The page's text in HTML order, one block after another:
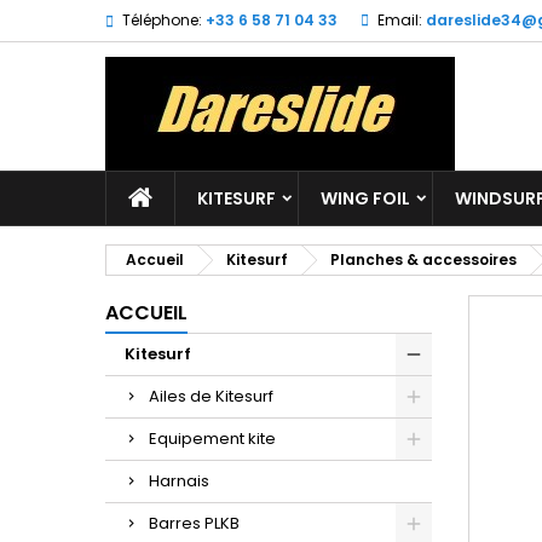
Téléphone: +33 6 58 71 04 33 Email:
KITESURF WING FOIL
Accueil Kitesurf Planches & accessoires
ACCUEIL
Kitesurf
Ailes de Kitesurf
Equipement kite
Harnais
Barres PLKB